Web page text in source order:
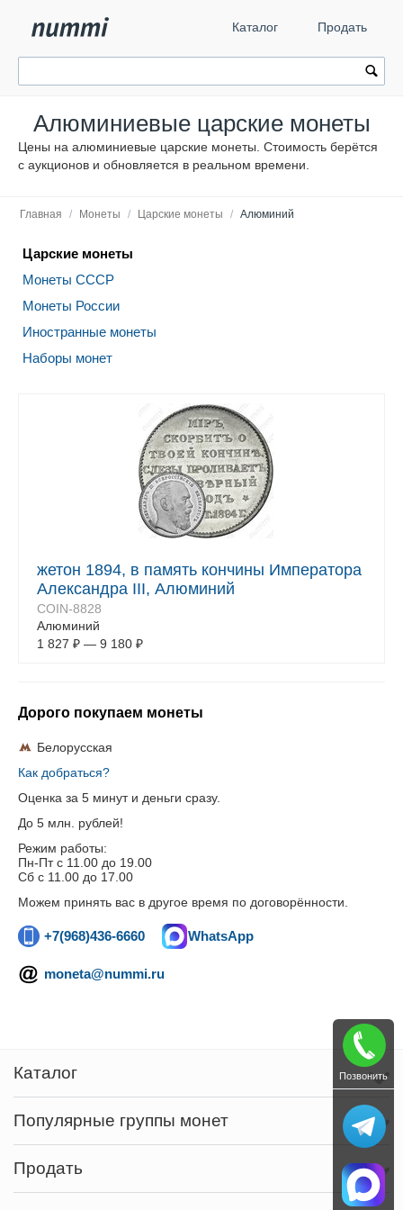
Каталог Продать
Алюминиевые царские монеты
Цены на алюминиевые царские монеты. Стоимость берётся
с аукционов и обновляется в реальном времени.
Главная / Монеты / Царские монеты / Алюминий
Царские монеты
Монеты СССР
Монеты России
Иностранные монеты
Наборы монет
жетон 1894, в память кончины Императора
Александра III, Алюминий
COIN-8828
Алюминий
1 827 ₽ — 9 180 ₽
Дорого покупаем монеты
Белорусская
Как добраться?
Оценка за 5 минут и деньги сразу.
До 5 млн. рублей!
Режим работы:
Пн-Пт c 11.00 до 19.00
Сб с 11.00 до 17.00
Можем принять вас в другое время по договорённости.
+7(968)436-6660 WhatsApp
moneta@nummi.ru
Каталог
Популярные группы монет
Продать
Позвонить